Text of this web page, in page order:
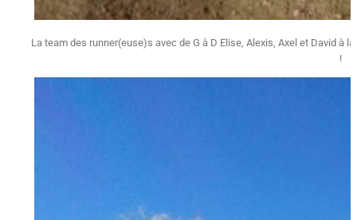
La team des runner(euse)s avec de G à D Elise, Alexis, Axel et David à
!